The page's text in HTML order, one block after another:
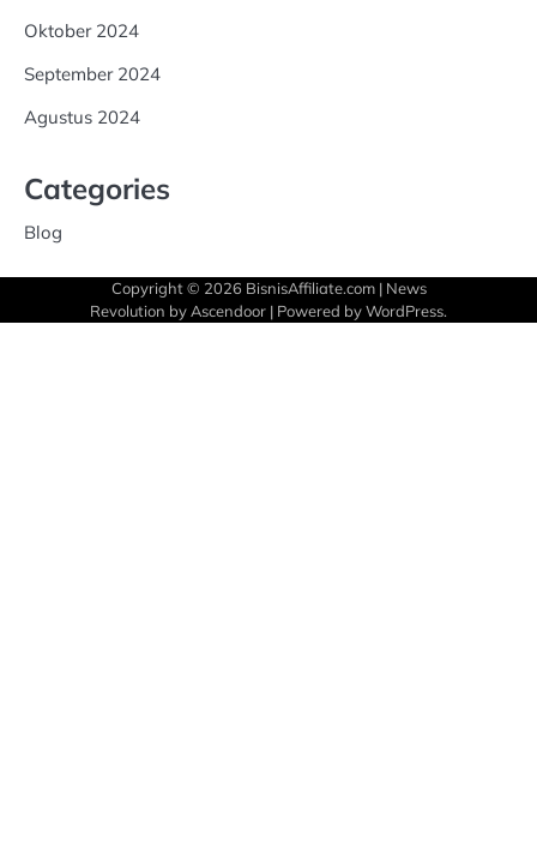
Oktober 2024
September 2024
Agustus 2024
Categories
Blog
Copyright © 2026 BisnisAffiliate.com| News
Revolution by Ascendoor | Powered byWordPress.